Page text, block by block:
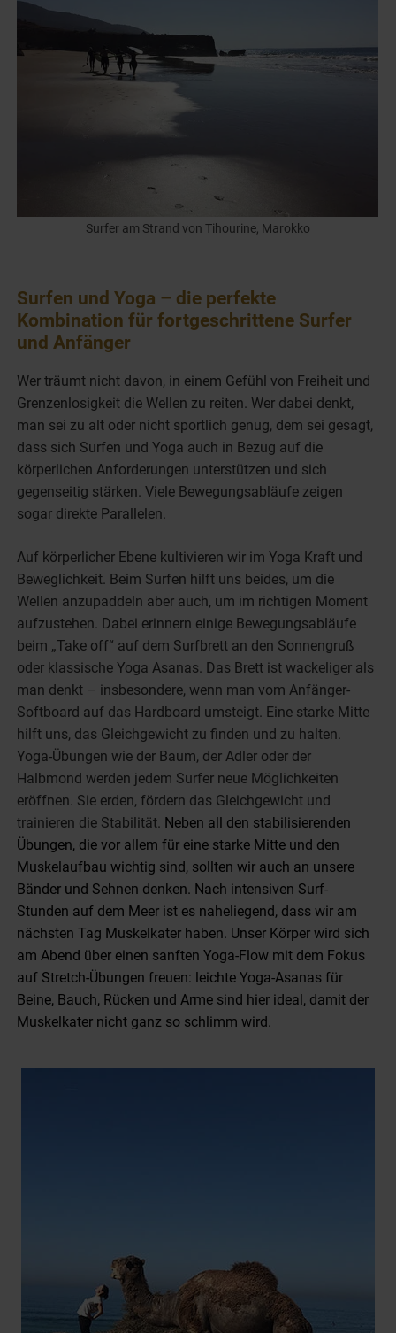
Surfer am Strand von Tihourine, Marokko
Surfen und Yoga – die perfekte
Kombination für fortgeschrittene Surfer
und Anfänger
Wer träumt nicht davon, in einem Gefühl von Freiheit und
Grenzenlosigkeit die Wellen zu reiten. Wer dabei denkt,
man sei zu alt oder nicht sportlich genug, dem sei gesagt,
dass sich Surfen und Yoga auch in Bezug auf die
körperlichen Anforderungen unterstützen und sich
gegenseitig stärken. Viele Bewegungsabläufe zeigen
sogar direkte Parallelen.
Auf körperlicher Ebene kultivieren wir im Yoga Kraft und
Beweglichkeit. Beim Surfen hilft uns beides, um die
Wellen anzupaddeln aber auch, um im richtigen Moment
aufzustehen. Dabei erinnern einige Bewegungsabläufe
beim „Take off“ auf dem Surfbrett an den Sonnengruß
oder klassische Yoga Asanas. Das Brett ist wackeliger als
man denkt – insbesondere, wenn man vom Anfänger-
Softboard auf das Hardboard umsteigt. Eine starke Mitte
hilft uns, das Gleichgewicht zu finden und zu halten.
Yoga-Übungen wie der Baum, der Adler oder der
Halbmond werden jedem Surfer neue Möglichkeiten
eröffnen. Sie erden, fördern das Gleichgewicht und
trainieren die Stabilität. Neben all den stabilisierenden
Übungen, die vor allem für eine starke Mitte und den
Muskelaufbau wichtig sind, sollten wir auch an unsere
Bänder und Sehnen denken. Nach intensiven Surf-
Stunden auf dem Meer ist es naheliegend, dass wir am
nächsten Tag Muskelkater haben. Unser Körper wird sich
am Abend über einen sanften Yoga-Flow mit dem Fokus
auf Stretch-Übungen freuen: leichte Yoga-Asanas für
Beine, Bauch, Rücken und Arme sind hier ideal, damit der
Muskelkater nicht ganz so schlimm wird.